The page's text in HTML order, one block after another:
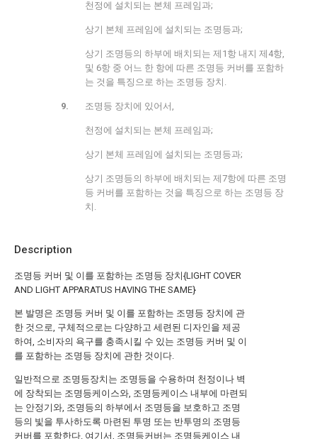
Description
조명등 커버 및 이를 포함하는 조명등 장치{LIGHT COVER
AND LIGHT APPARATUS HAVING THE SAME}
본 발명은 조명등 커버 및 이를 포함하는 조명등 장치에 관
한 것으로, 구체적으로는 다양하고 세련된 디자인을 제공
하여, 소비자의 욕구를 충족시킬 수 있는 조명등 커버 및 이
를 포함하는 조명등 장치에 관한 것이다.
일반적으로 조명등장치는 조명등을 수용하며 천정이나 벽
에 장착되는 조명등케이스와, 조명등케이스 내부에 마련되
는 안정기와, 조명등의 하부에서 조명등을 보호하고 조명
등의 빛을 투사하도록 마련된 투명 또는 반투명의 조명등
커버를 포함한다. 여기서, 조명등커버는 조명등케이스 내
천정에 설치되는 본체 프레임과;
상기 본체 프레임에 설치되는 조명등과;
상기 조명등의 하부에 배치되는 제1항 내지 제4항,
및 6항 중 어느 한 항에 따른 조명등 커버를 포함하
는 것을 특징으로 하는 조명등 장치.
조명등 장치에 있어서,
천정에 설치되는 본체 프레임과;
상기 본체 프레임에 설치되는 조명등과;
상기 조명등의 하부에 배치되는 제7항에 따른 조명
등 커버를 포함하는 것을 특징으로 하는 조명등 장
치.